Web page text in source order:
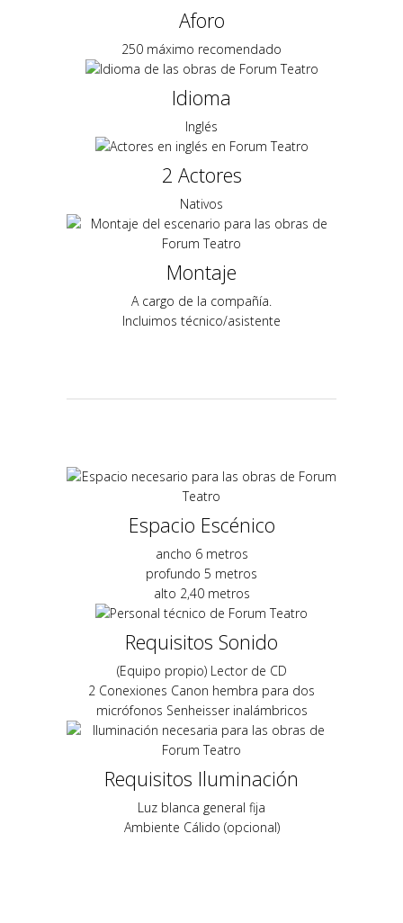
Aforo
250 máximo recomendado
Idioma
Inglés
2 Actores
Nativos
Montaje
A cargo de la compañía.
Incluimos técnico/asistente
Espacio Escénico
ancho 6 metros
profundo 5 metros
alto 2,40 metros
Requisitos Sonido
(Equipo propio) Lector de CD
2 Conexiones Canon hembra para dos
micrófonos Senheisser inalámbricos
Requisitos Iluminación
Luz blanca general fija
Ambiente Cálido (opcional)